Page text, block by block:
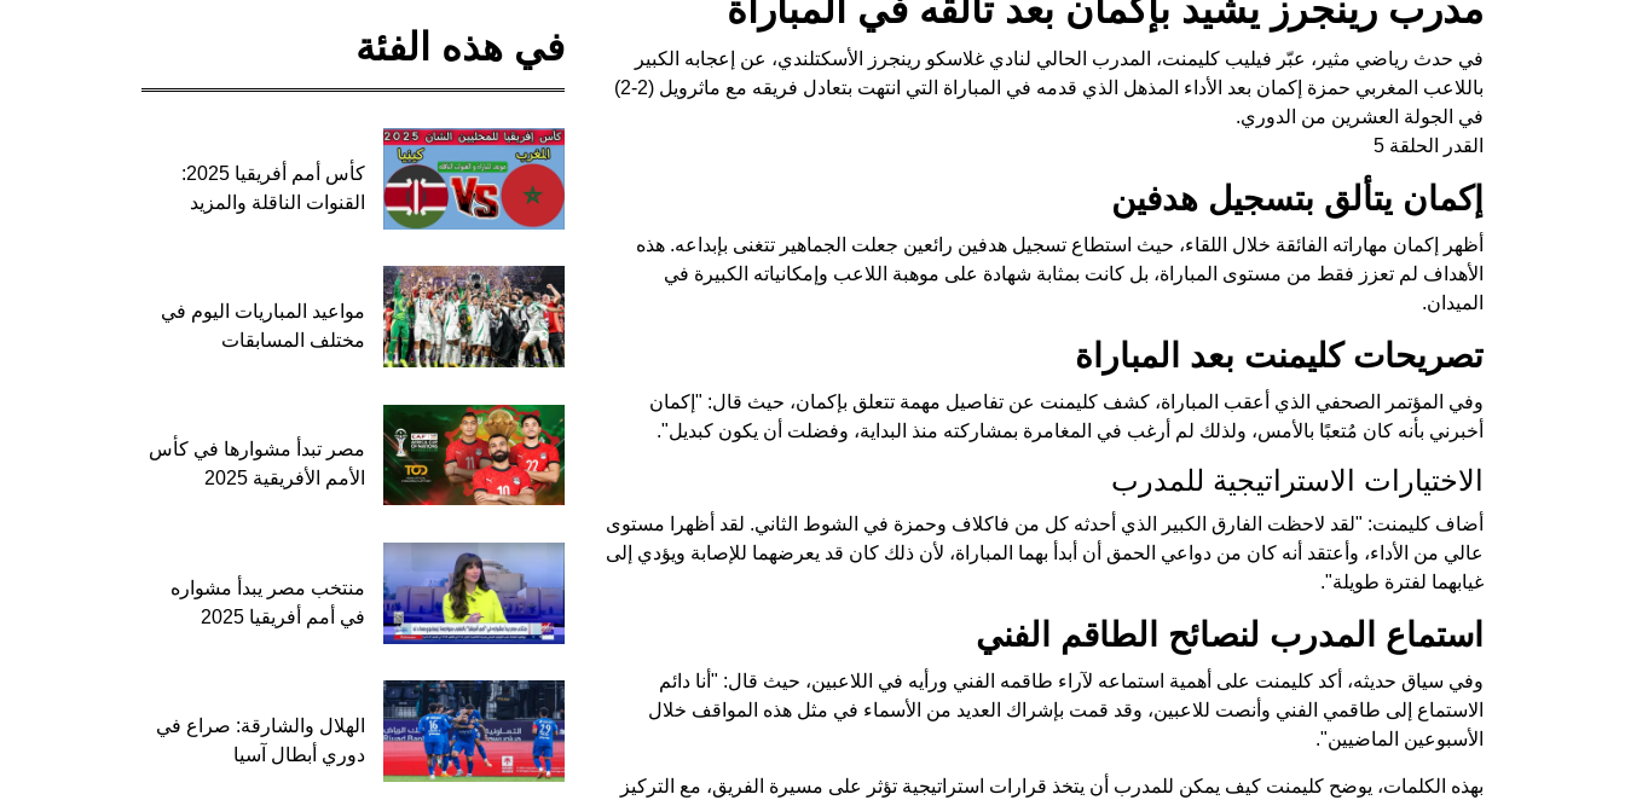
مدرب رينجرز يشيد بإكمان بعد تألقه في المباراة
في حدث رياضي مثير، عبّر فيليب كليمنت، المدرب الحالي لنادي غلاسكو رينجرز الأسكتلندي، عن إعجابه الكبير
باللاعب المغربي حمزة إكمان بعد الأداء المذهل الذي قدمه في المباراة التي انتهت بتعادل فريقه مع ماثرويل (2-2)
في الجولة العشرين من الدوري.
القدر الحلقة 5
إكمان يتألق بتسجيل هدفين
أظهر إكمان مهاراته الفائقة خلال اللقاء، حيث استطاع تسجيل هدفين رائعين جعلت الجماهير تتغنى بإبداعه. هذه
الأهداف لم تعزز فقط من مستوى المباراة، بل كانت بمثابة شهادة على موهبة اللاعب وإمكانياته الكبيرة في
الميدان.
تصريحات كليمنت بعد المباراة
وفي المؤتمر الصحفي الذي أعقب المباراة، كشف كليمنت عن تفاصيل مهمة تتعلق بإكمان، حيث قال: "إكمان
أخبرني بأنه كان مُتعبًا بالأمس، ولذلك لم أرغب في المغامرة بمشاركته منذ البداية، وفضلت أن يكون كبديل".
الاختيارات الاستراتيجية للمدرب
أضاف كليمنت: "لقد لاحظت الفارق الكبير الذي أحدثه كل من فاكلاف وحمزة في الشوط الثاني. لقد أظهرا مستوى
عالي من الأداء، وأعتقد أنه كان من دواعي الحمق أن أبدأ بهما المباراة، لأن ذلك كان قد يعرضهما للإصابة ويؤدي إلى
غيابهما لفترة طويلة".
استماع المدرب لنصائح الطاقم الفني
وفي سياق حديثه، أكد كليمنت على أهمية استماعه لآراء طاقمه الفني ورأيه في اللاعبين، حيث قال: "أنا دائم
الاستماع إلى طاقمي الفني وأنصت للاعبين، وقد قمت بإشراك العديد من الأسماء في مثل هذه المواقف خلال
الأسبوعين الماضيين".
بهذه الكلمات، يوضح كليمنت كيف يمكن للمدرب أن يتخذ قرارات استراتيجية تؤثر على مسيرة الفريق، مع التركيز
في هذه الفئة
كأس أمم أفريقيا 2025:
القنوات الناقلة والمزيد
مواعيد المباريات اليوم في
مختلف المسابقات
مصر تبدأ مشوارها في كأس
الأمم الأفريقية 2025
منتخب مصر يبدأ مشواره
في أمم أفريقيا 2025
الهلال والشارقة: صراع في
دوري أبطال آسيا